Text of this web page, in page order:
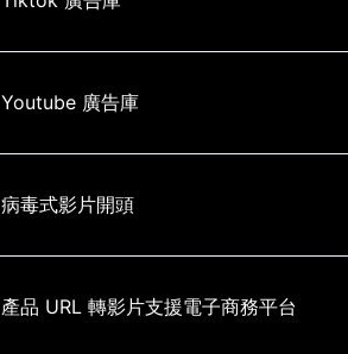
Youtube 廣告庫
病毒式影片開頭
產品 URL 轉影片支援電子商務平台